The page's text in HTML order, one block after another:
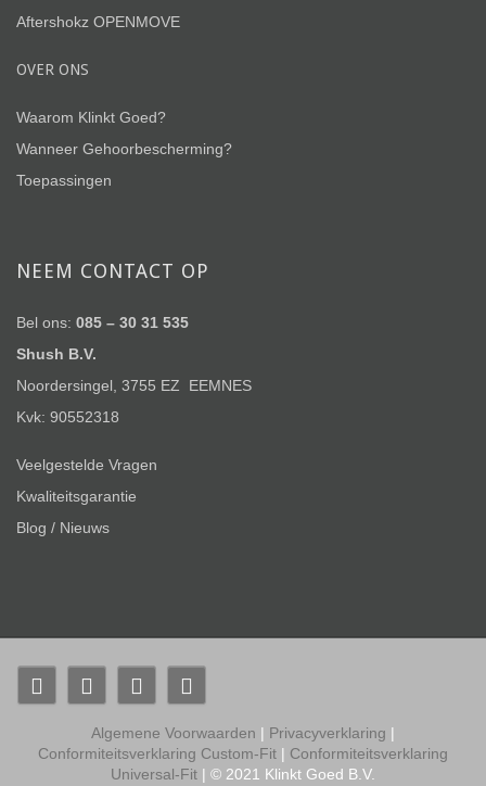
Aftershokz OPENMOVE
OVER ONS
Waarom Klinkt Goed?
Wanneer Gehoorbescherming?
Toepassingen
NEEM CONTACT OP
Bel ons: 085 – 30 31 535
Shush B.V.
Noordersingel, 3755 EZ EEMNES
Kvk: 90552318
Veelgestelde Vragen
Kwaliteitsgarantie
Blog / Nieuws
Algemene Voorwaarden | Privacyverklaring |
Conformiteitsverklaring Custom-Fit | Conformiteitsverklaring
Universal-Fit | © 2021 Klinkt Goed B.V.